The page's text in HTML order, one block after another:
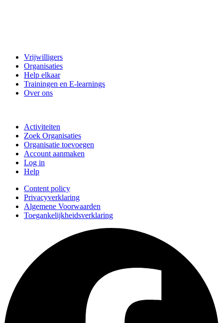
Vrijwilligers
Organisaties
Help elkaar
Trainingen en E-learnings
Over ons
Activiteiten
Zoek Organisaties
Organisatie toevoegen
Account aanmaken
Log in
Help
Content policy
Privacyverklaring
Algemene Voorwaarden
Toegankelijkheidsverklaring